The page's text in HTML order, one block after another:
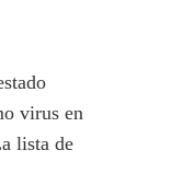
virus en
lista de